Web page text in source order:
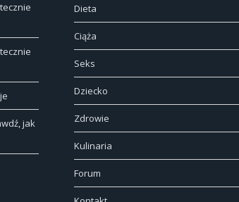
jak
Dieta
Ciąża
Seks
Dziecko
Zdrowie
Kulinaria
Forum